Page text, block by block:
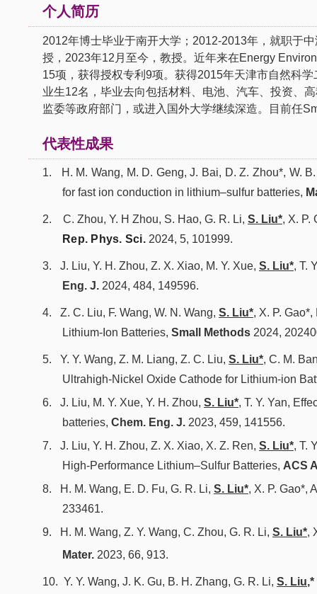
个人简历
2012年博士毕业于南开大学； 2012-2013年，就职于
授，2023年12月至今，教授。 近年来在Energy
15项，获得授权专利 9项。 获得2015年天津市自然科学
业生12名，毕业去向包括材料、电池、汽车、投资、
监委等政府部门，或进入国外大学继续深造。目前任
代表性成果
1.
H. M. Wang, M. D. Geng, J. Bai, D. Z. Zhou*, W.
for fast ion conduction in lithium–sulfur batteries,
2. C. Zhou, Y. H Zhou, S. Hao, G. R. Li, S. Liu*, X. P.
Rep. Phys. Sci.2024, 5, 101999.
3. J. Liu, Y. H. Zhou, Z. X. Xiao, M. Y. Xue, S. Liu*, T.
Eng. J. 2024, 484, 149596.
4. Z. C. Liu, F. Wang, W. N. Wang, S. Liu*, X. P. Gao*,
Lithium-Ion Batteries, Small Methods 2024,
5. Y. Y. Wang, Z. M. Liang, Z. C. Liu, S. Liu*, C. M.
Ultrahigh-Nickel Oxide Cathode for Lithium-ion
6.
J. Liu, M. Y. Xue, Y. H. Zhou, S. Liu*, T. Y. Yan,
batteries, Chem. Eng. J. 2023, 459, 141556.
7.
J. Liu, Y. H. Zhou, Z. X. Xiao, X. Z. Ren, S. Liu*, T.
High-Performance Lithium–Sulfur Batteries, ACS
8.
H. M. Wang, E. D. Fu, G. R. Li, S. Liu*, X. P. Gao*,
233461.
9.
H. M. Wang, Z. Y. Wang, C. Zhou, G. R. Li, S. Liu*,
Mater. 2023, 66, 913.
10. Y. Y. Wang, J. K. Gu, B. H. Zhang, G. R. Li, S. Liu,*